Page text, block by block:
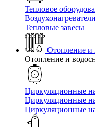
Тепловое
Воздухонагреватели
Тепловые завесы
Отопление и
Отопление и
Циркуляционные
Циркуляционные
Циркуляционные